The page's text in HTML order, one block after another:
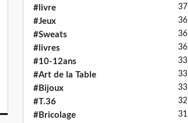
#livre 37
#Jeux 36
#Sweats 36
#livres 36
#10-12ans 33
#Art de la Table 33
#Bijoux 33
#T.36 32
#Bricolage 31